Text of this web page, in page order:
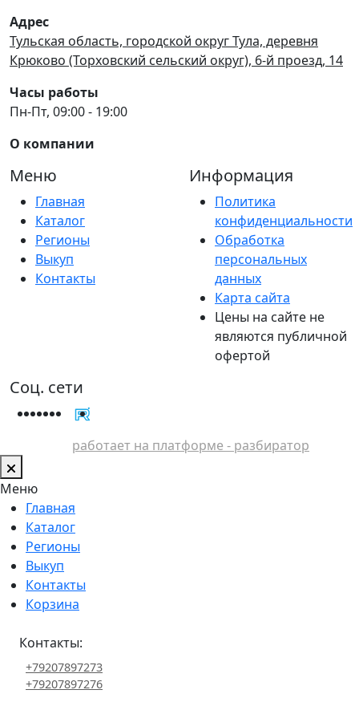
Адрес
Тульская область, городской округ Тула, деревня
Крюково (Торховский сельский округ), 6-й проезд, 14
Часы работы
Пн-Пт, 09:00 - 19:00
О компании
Меню
Главная
Каталог
Регионы
Выкуп
Контакты
Информация
Политика
конфиденциальности
Обработка
персональных
данных
Карта сайта
Цены на сайте не
являются публичной
офертой
Соц. сети
работает на платформе - разбиратор
Меню
Главная
Каталог
Регионы
Выкуп
Контакты
Корзина
Контакты:
+79207897273
+79207897276